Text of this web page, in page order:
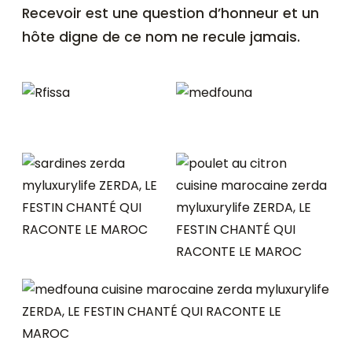
Recevoir est une question d’honneur et un
hôte digne de ce nom ne recule jamais.